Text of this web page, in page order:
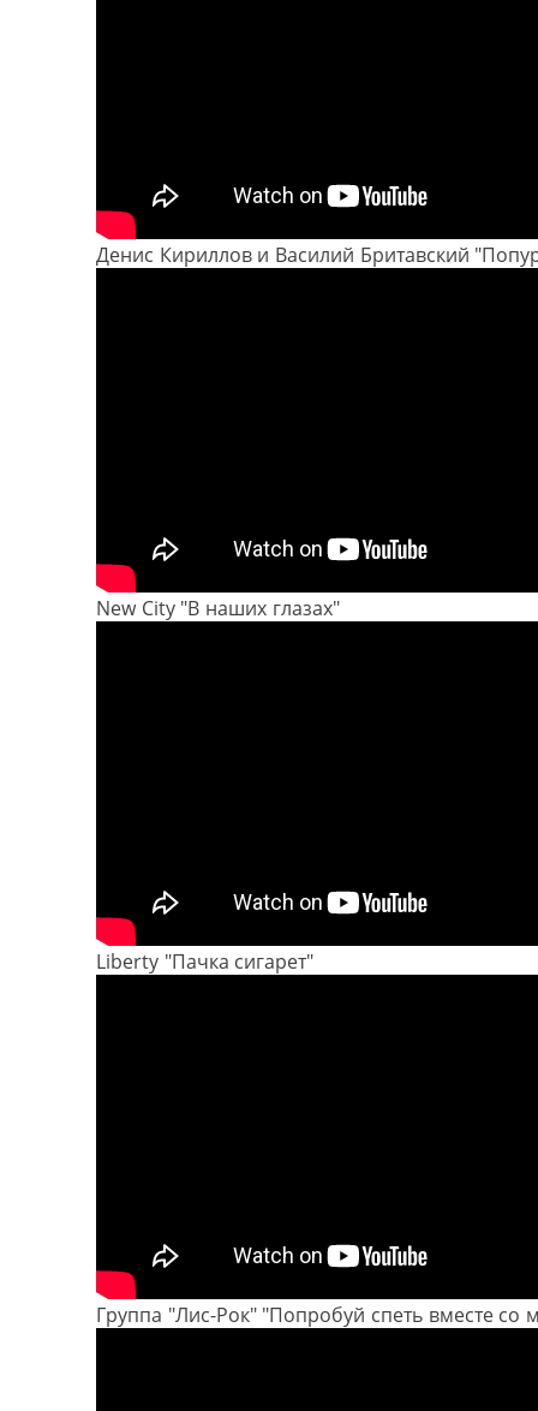
Денис Кириллов и Василий Бритавский
New City "В наших глазах"
Liberty "Пачка сигарет"
Группа "Лис-Рок" "Попробуй спеть вместе со